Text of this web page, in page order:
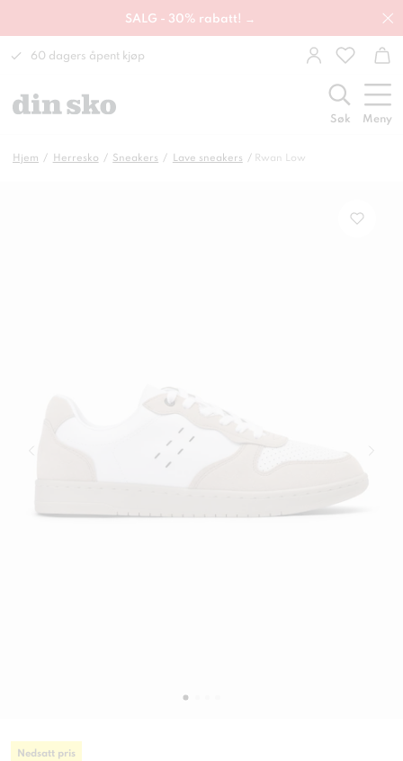
SALG - 30% rabatt! →
60 dagers åpent kjøp
Søk Meny
Hjem Herresko Sneakers Lave sneakers Rwan Low
Nedsatt pris